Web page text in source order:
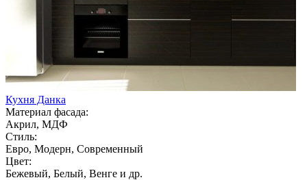
Кухня Данка
Материал фасада:
Акрил, МДФ
Стиль:
Евро, Модерн, Современный
Цвет:
Бежевый, Белый, Венге и др.